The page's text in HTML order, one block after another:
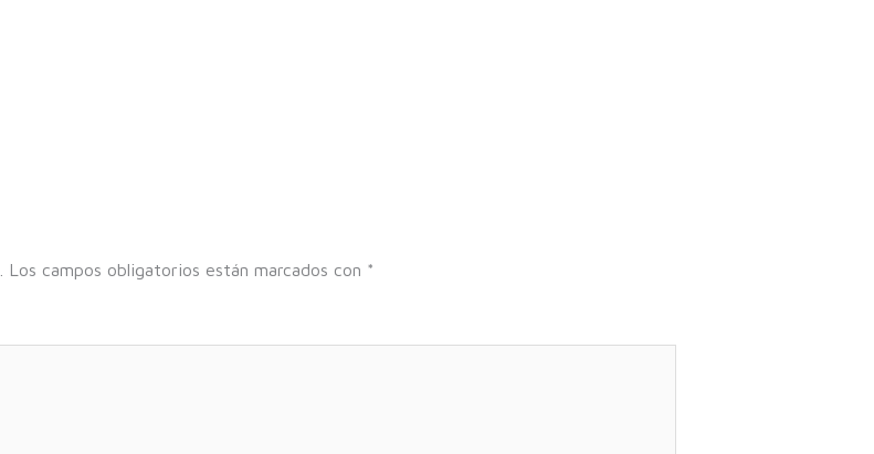
Los campos obligatorios están marcados con *